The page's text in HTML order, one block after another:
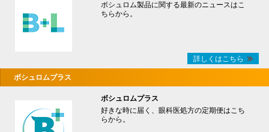
ボシュロム製品に関する最新のニュースはこ
ちらから。
詳しくはこちら
ボシュロムプラス
ボシュロムプラス
好きな時に届く、眼科医処方の定期便はこち
らから。